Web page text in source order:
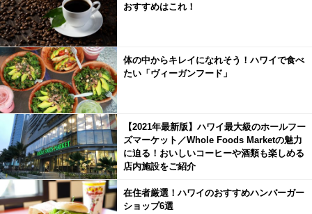
おすすめはこれ！
体の中からキレイになれそう！ハワイで食べ
たい「ヴィーガンフード」
【2021年最新版】ハワイ最大級のホールフー
ズマーケット／Whole Foods Marketの魅力
に迫る！おいしいコーヒーや酒類も楽しめる
店内施設をご紹介
在住者厳選！ハワイのおすすめハンバーガー
ショップ6選